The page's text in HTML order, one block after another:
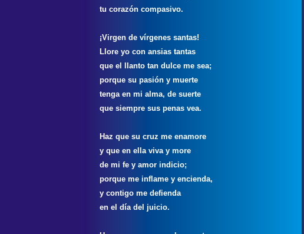
tu corazón compasivo.
¡Virgen de vírgenes santas!
Llore yo con ansias tantas
que el llanto tan dulce me sea;
porque su pasión y muerte
tenga en mi alma, de suerte
que siempre sus penas vea.
Haz que su cruz me enamore
y que en ella viva y more
de mi fe y amor indicio;
porque me inflame y encienda,
y contigo me defienda
en el día del juicio.